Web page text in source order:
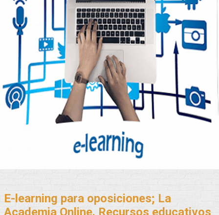
E-learning para oposiciones; La
Academia Online. Recursos educativos